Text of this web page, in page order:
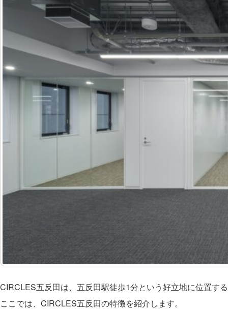
CIRCLES五反田は、五反田駅徒歩1分という好立地に位置す
ここでは、CIRCLES五反田の特徴を紹介します。